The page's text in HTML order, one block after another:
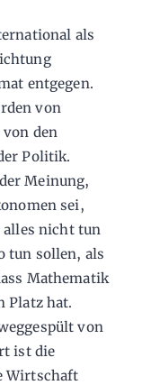
als
entgegen.
von
den
Politik.
Meinung,
sei,
alles nicht tun
tun sollen, als
Mathematik
Platz hat.
von
ist die
Wirtschaft